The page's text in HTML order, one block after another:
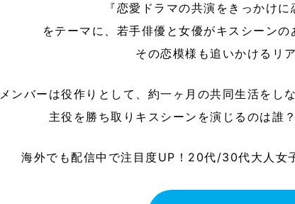
『恋愛ドラマの共演をきっかけに
をテーマに、若手俳優と女優がキスシーン
その恋模様も追いかけるリ
メンバーは役作りとして、約一ヶ月の共同生活をし
主役を勝ち取りキスシーンを演じるのは誰
海外でも配信中で注目度UP！20代/30代大人女